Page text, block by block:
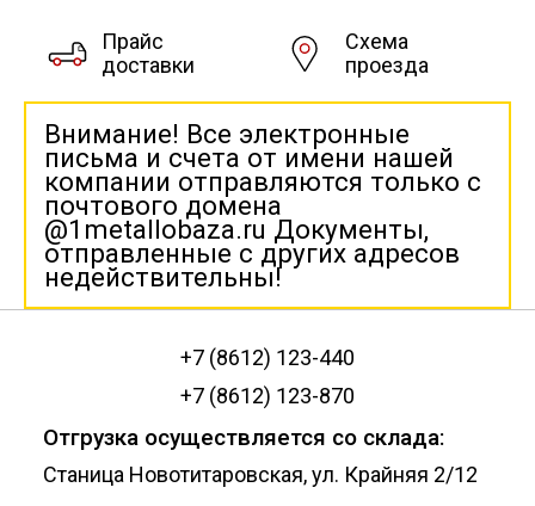
Прайс
доставки
Схема
проезда
Внимание! Все электронные
письма и счета от имени нашей
компании отправляются только с
почтового домена
@1metallobaza.ru Документы,
отправленные с других адресов
недействительны!
+7 (8612) 123-440
+7 (8612) 123-870
Отгрузка осуществляется со склада:
Станица Новотитаровская, ул. Крайняя 2/12